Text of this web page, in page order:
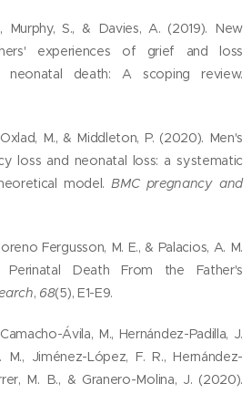
permett
ent
d'accroc
e
ouverte
souhaite
z
possible
avec les
Murphy, S., & Davies, A. (2019). New
experiences of grief and loss
neonatal death: A scoping review.
M., & Middleton, P. (2020). Men's
loss and neonatal loss: a systematic
model.BMC pregnancy and
Fergusson, M. E., & Palacios, A. M.
Perinatal Death From the Father's
, 68(5), E1-E9.
Ávila, M., Hernández-Padilla, J.
M., Jiménez-López, F. R., Hernández-
M. B., & Granero-Molina, J. (2020).